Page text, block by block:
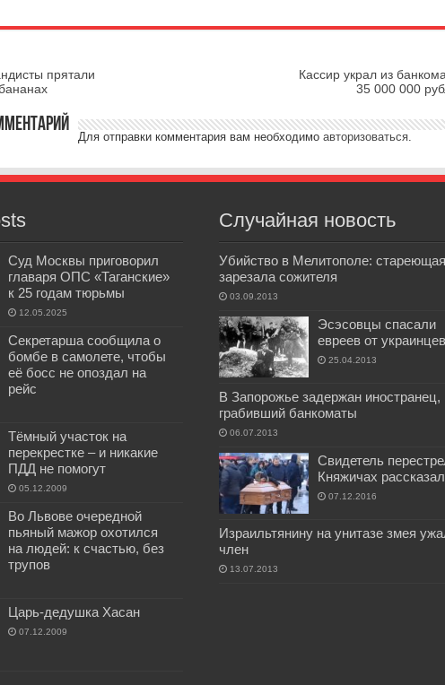
прятали
Кассир украл из
35 000 000
Для отправки комментария вам необходимо авторизоваться.
Суд Москвы приговорил
главаря ОПС «Таганские»
к 25 годам тюрьмы
12.05.2025
Секретарша сообщила о
бомбе в самолете, чтобы
её босс не опоздал на
рейс
Тёмный участок на
перекрестке – и никакие
ПДД не помогут
05.12.2009
Во Львове очередной
пьяный мажор охотился
на людей: к счастью, без
трупов
Царь-дедушка Хасан
07.12.2009
Случайная новость
Убийство в Мелитополе:
зарезала сожителя
03.09.2013
Эсэсовцы спасали
евреев от
25.04.2013
В Запорожье задержан иностранец,
грабивший банкоматы
06.07.2013
Свидетель
Княжичах
07.12.2016
Израильтянину на унитазе змея
член
13.07.2013